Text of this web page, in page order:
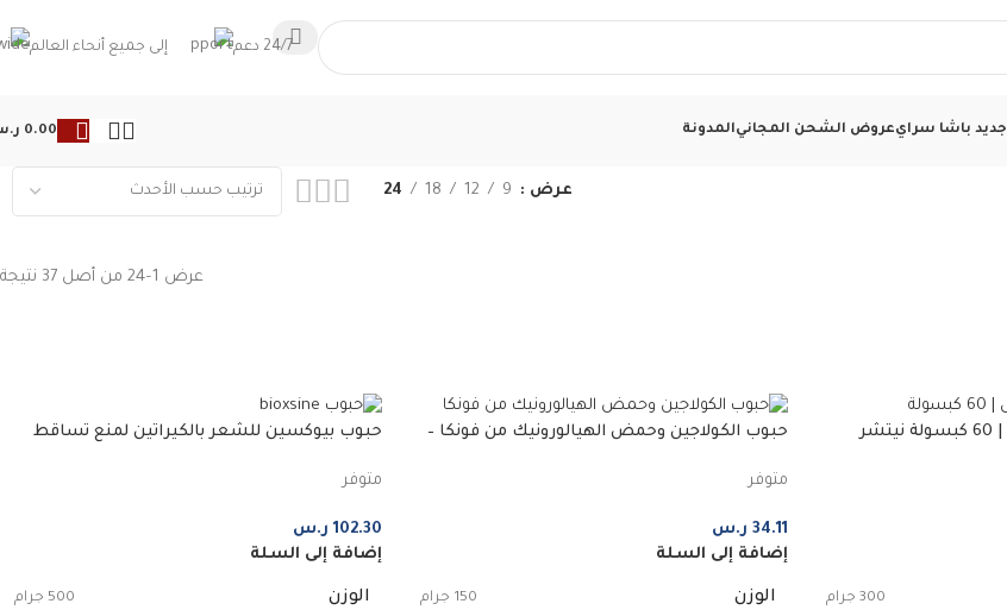
24/7 دعم إلى جميع أنحاء العالم
جديد باشا سرايعروض الشحن المجانيالمدونة 0.00
عرض 9
12
18
24
عرض 1–24 من أصل 37 نتيجة
فيتامينات متعددة للرجال | 60 كبسولة نيتشر
300 جرام
حبوب الكولاجين وحمض الهيالورونيك من فونكا –
متوفر
34.11 ر.س
إضافة إلى السلة
الوزن 150 جرام
حبوب بيوكسين للشعر بالكيراتين لمنع تساقط
متوفر
102.30 ر.س
إضافة إلى السلة
الوزن 500 جرام